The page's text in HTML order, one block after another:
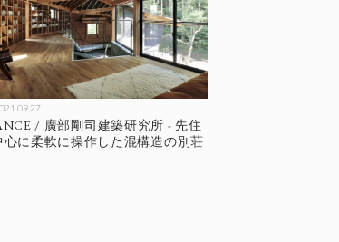
/ 廣部剛司建築研究所 - 先住
に柔軟に操作した混構造の別荘